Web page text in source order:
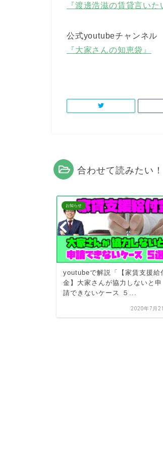
『渡邊浩滋の賃貸言いた
公式youtubeチャンネル
『大家さんの知恵袋』
合わせて読みたい！
お知らせ
youtubeで解説「【家賃支援給
金】大家さんが協力しないと申
請できないケース ５...
2020年7月